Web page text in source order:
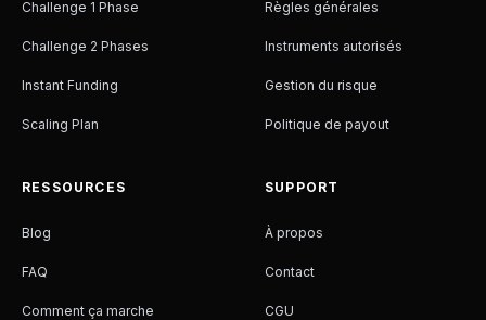
Challenge 1 Phase
Challenge 2 Phases
Instant Funding
Scaling Plan
Règles générales
Instruments autorisés
Gestion du risque
Politique de payout
RESSOURCES
Blog
FAQ
Comment ça marche
SUPPORT
À propos
Contact
CGU